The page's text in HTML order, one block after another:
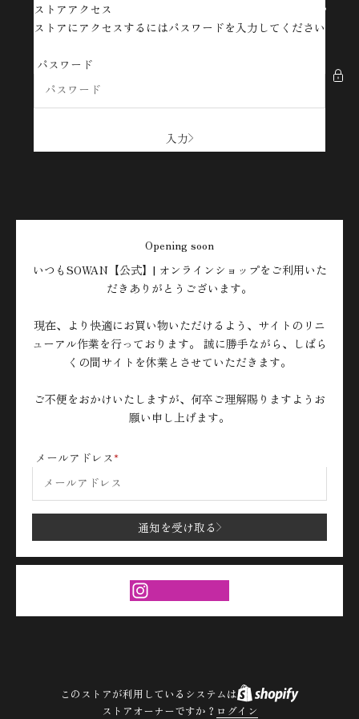
コンテンツへスキップ
SOWAN【公式】| オンラインショップ
ストアアクセス
ストアにアクセスするにはパスワードを入力してください
パスワード
入力
Opening soon
いつもSOWAN【公式】| オンラインショップをご利用いた
だきありがとうございます。
現在、より快適にお買い物いただけるよう、サイトのリニ
ューアル作業を行っております。 誠に勝手ながら、しばら
くの間サイトを休業とさせていただきます。
ご不便をおかけいたしますが、何卒ご理解賜りますようお
願い申し上げます。
メールアドレス
通知を受け取る
このストアが利用しているシステムは
ストアオーナーですか？ ログイン